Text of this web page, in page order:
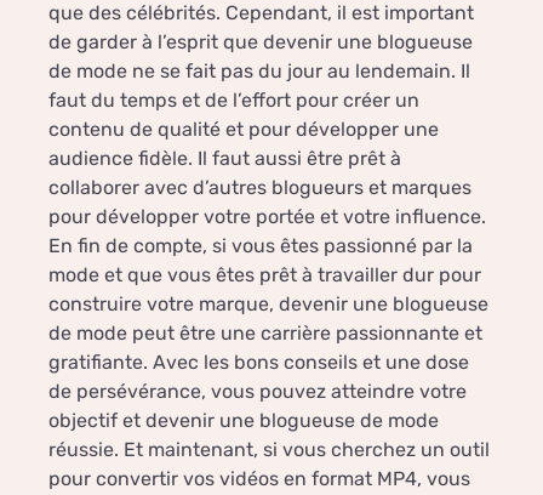
que des célébrités. Cependant, il est important
de garder à l’esprit que devenir une blogueuse
de mode ne se fait pas du jour au lendemain. Il
faut du temps et de l’effort pour créer un
contenu de qualité et pour développer une
audience fidèle. Il faut aussi être prêt à
collaborer avec d’autres blogueurs et marques
pour développer votre portée et votre influence.
En fin de compte, si vous êtes passionné par la
mode et que vous êtes prêt à travailler dur pour
construire votre marque, devenir une blogueuse
de mode peut être une carrière passionnante et
gratifiante. Avec les bons conseils et une dose
de persévérance, vous pouvez atteindre votre
objectif et devenir une blogueuse de mode
réussie. Et maintenant, si vous cherchez un outil
pour convertir vos vidéos en format MP4, vous